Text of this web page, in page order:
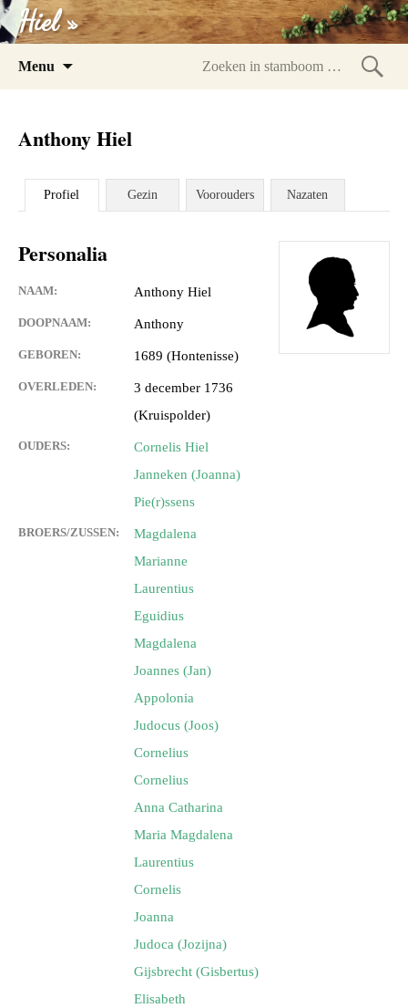
Hiel »
Menu
Anthony Hiel
Profiel Gezin Voorouders Nazaten
Personalia
NAAM: Anthony Hiel
DOOPNAAM: Anthony
GEBOREN: 1689 (Hontenisse)
OVERLEDEN:
3 december 1736
(Kruispolder)
OUDERS:
Cornelis Hiel
Janneken (Joanna)
Pie(r)ssens
BROERS/ZUSSEN:
Magdalena
Marianne
Laurentius
Eguidius
Magdalena
Joannes (Jan)
Appolonia
Judocus (Joos)
Cornelius
Cornelius
Anna Catharina
Maria Magdalena
Laurentius
Cornelis
Joanna
Judoca (Jozijna)
Gijsbrecht (Gisbertus)
Elisabeth